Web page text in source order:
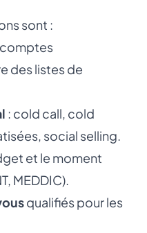
sont :
des listes de
: cold call, cold
social selling.
et le moment
MEDDIC).
qualifiés pour les